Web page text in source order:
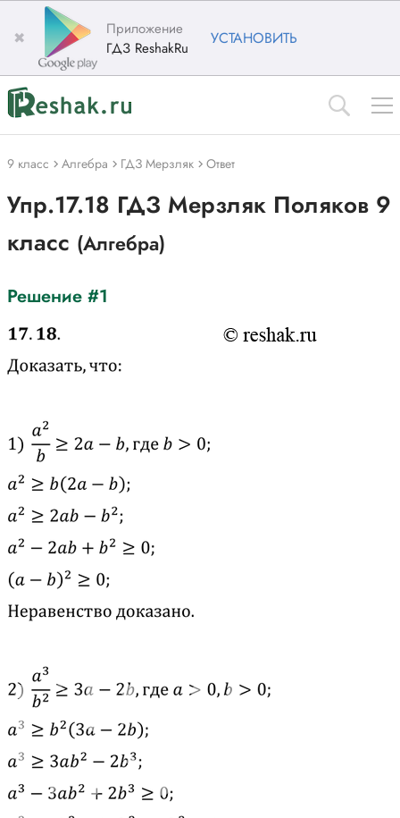
✖
Приложение
ГДЗ ReshakRu
УСТАНОВИТЬ
9 класс Алгебра ГДЗ Мерзляк Ответ
Упр.17.18 ГДЗ Мерзляк Поляков 9
класс (Алгебра)
Решение #1